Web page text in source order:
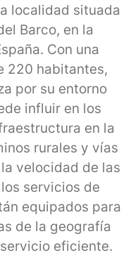
localidad situada
Barco, en la
Con una
220 habitantes,
por su entorno
influir en los
en la
rurales y vías
velocidad de las
servicios de
equipados para
de la geografía
eficiente.